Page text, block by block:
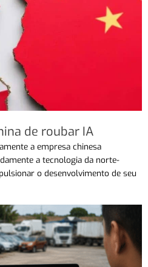
de roubar IA
a empresa chinesa
a tecnologia da norte-
o desenvolvimento de seu